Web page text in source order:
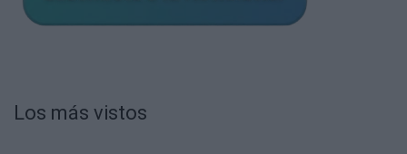
Los más vistos